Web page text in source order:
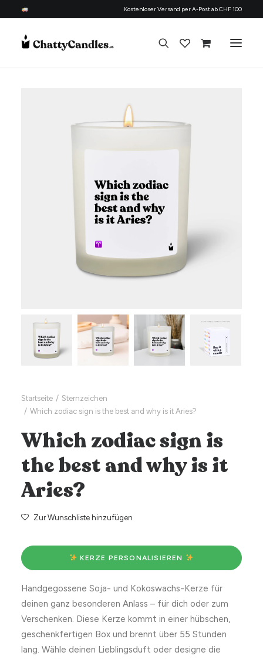
Kostenloser Versand per A-Post ab CHF 100
Startseite
Sternzeichen
Which zodiac sign is the best and why is it Aries?
Which zodiac sign is
the best and why is it
Aries?
Zur Wunschliste hinzufügen
KERZE PERSONALISIEREN
Handgegossene Soja- und Kokoswachs-Kerze für
deinen ganz besonderen Anlass – für dich oder zum
Verschenken. Diese Kerze kommt in einer hübschen,
geschenkfertigen Box und brennt über 55 Stunden
lang. Wähle deinen Lieblingsduft oder designe die
CHF22.90